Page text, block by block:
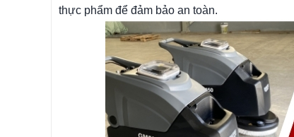
thực phẩm để đảm bảo an toàn.